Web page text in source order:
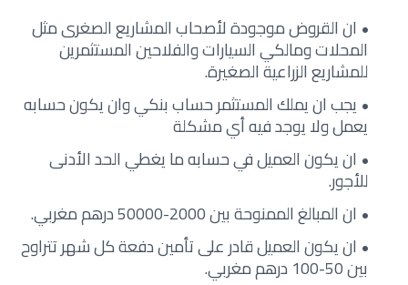
ان القروض موجودة لأصحاب المشاريع الصغرى مثل
المحلات ومالكي السيارات والفلاحين المستثمرين
للمشاريع الزراعية الصغيرة.
يجب ان يملك المستثمر حساب بنكي وان يكون حسابه
يعمل ولا يوجد فيه أي مشكلة
ان يكون العميل في حسابه ما يغطي الحد الأدنى
للأجور.
ان المبالغ الممنوحة بين 2000-50000 درهم مغربي.
ان يكون العميل قادر على تأمين دفعة كل شهر تتراوح
بين 50-100 درهم مغربي.